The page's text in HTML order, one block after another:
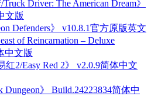
Driver: The American Dream》
文版
Defenders》 v10.8.1官方原版英文
of Reincarnation – Deluxe
中文版
红2/Easy Red 2》 v2.0.9简体中文
Dungeon》 Build.24223834简体中